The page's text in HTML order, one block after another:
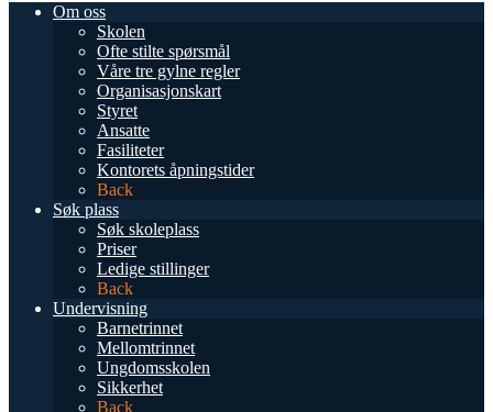
Om oss
Skolen
Ofte stilte spørsmål
Våre tre gylne regler
Organisasjonskart
Styret
Ansatte
Fasiliteter
Kontorets åpningstider
Back
Søk plass
Søk skoleplass
Priser
Ledige stillinger
Back
Undervisning
Barnetrinnet
Mellomtrinnet
Ungdomsskolen
Sikkerhet
Back